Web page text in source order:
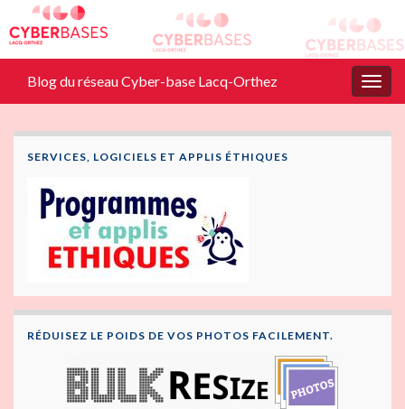
Blog du réseau Cyber-base Lacq-Orthez
SERVICES, LOGICIELS ET APPLIS ÉTHIQUES
RÉDUISEZ LE POIDS DE VOS PHOTOS FACILEMENT.